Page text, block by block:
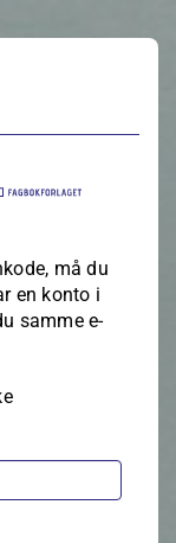
må du
en konto i
samme e-